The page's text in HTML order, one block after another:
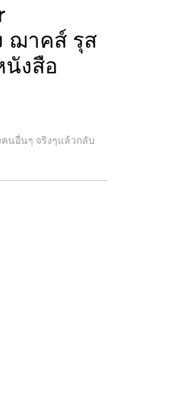
ฌาคส์ รุส
งสือ
นอื่นๆ จริงๆแล้วกลับ